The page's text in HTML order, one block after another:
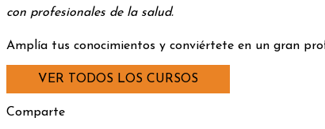
con profesionales de la salud.
Amplía tus conocimientos y conviértete en un gran
VER TODOS LOS CURSOS
Comparte